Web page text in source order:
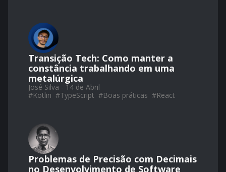
Transição Tech: Como manter a
constância trabalhando em uma
metalúrgica
José Silva - 14 de Abril
#Kotlin #TypeScript #Boas práticas #React
Problemas de Precisão com Decimais
no Desenvolvimento de Software